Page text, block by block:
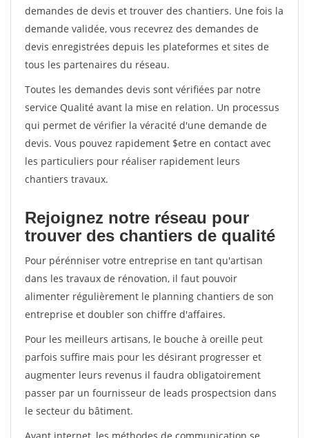
demandes de devis et trouver des chantiers. Une fois la
demande validée, vous recevrez des demandes de
devis enregistrées depuis les plateformes et sites de
tous les partenaires du réseau.
Toutes les demandes devis sont vérifiées par notre
service Qualité avant la mise en relation. Un processus
qui permet de vérifier la véracité d'une demande de
devis. Vous pouvez rapidement $etre en contact avec
les particuliers pour réaliser rapidement leurs
chantiers travaux.
Rejoignez notre réseau pour
trouver des chantiers de qualité
Pour pérénniser votre entreprise en tant qu'artisan
dans les travaux de rénovation, il faut pouvoir
alimenter régulièrement le planning chantiers de son
entreprise et doubler son chiffre d'affaires.
Pour les meilleurs artisans, le bouche à oreille peut
parfois suffire mais pour les désirant progresser et
augmenter leurs revenus il faudra obligatoirement
passer par un fournisseur de leads prospectsion dans
le secteur du bâtiment.